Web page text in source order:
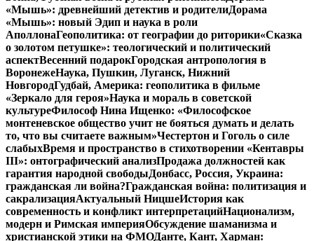
«Мышь»: древнейший детектив и родителиДорама
«Мышь»: новый Эдип и наука в роли
АполлонаГеополитика: от географии до риторики«Сказка
о золотом петушке»: теологический и политический
аспектВесенний подарокГородская антропология в
ВоронежеНаука, Пушкин, Луганск, Нижний
НовгородГудбай, Америка: геополитика в фильме
«Зеркало для героя»Наука и мораль в советской
культуреФилософ Нина Ищенко: «Философское
монтеневское общество учит не бояться думать и делать
то, что вы считаете важным»Честертон и Гоголь о силе
слабыхВремя и пространство в стихотворении «Кентавры
III»: онтографический анализПродажа должностей как
гарантия народной свободыДонбасс, Россия, Украина:
гражданская ли война?Гражданская война: политизация и
сакрализацияАктуальный НицшеИстория как
современность и конфликт интерпретацийНационализм,
модерн и Римская империяОбсуждение шаманизма и
христианской этики на ФМОДанте, Кант, Харман: